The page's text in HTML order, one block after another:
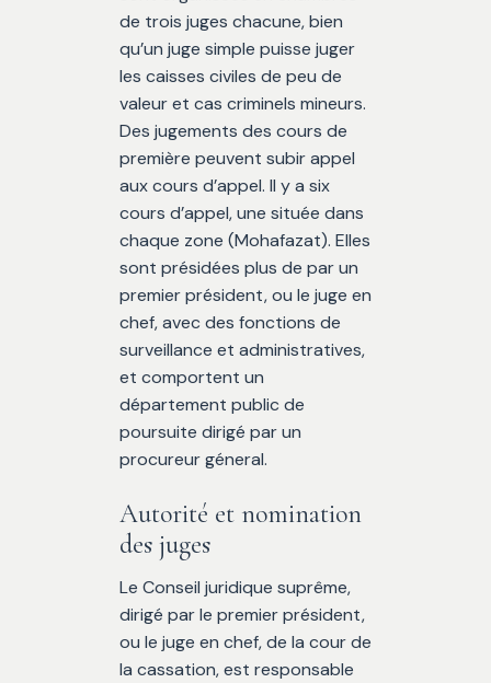
de trois juges chacune, bien
qu’un juge simple puisse juger
les caisses civiles de peu de
valeur et cas criminels mineurs.
Des jugements des cours de
première peuvent subir appel
aux cours d’appel. Il y a six
cours d’appel, une située dans
chaque zone (Mohafazat). Elles
sont présidées plus de par un
premier président, ou le juge en
chef, avec des fonctions de
surveillance et administratives,
et comportent un
département public de
poursuite dirigé par un
procureur géneral.
Autorité et nomination
des juges
Le Conseil juridique suprême,
dirigé par le premier président,
ou le juge en chef, de la cour de
la cassation, est responsable